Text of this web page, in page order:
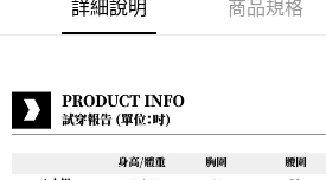
詳細說明 商品規格